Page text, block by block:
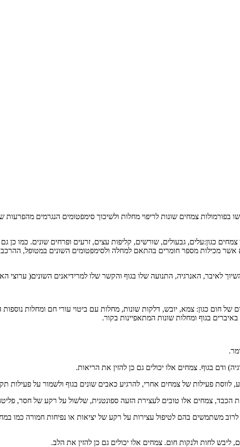
בפורמולות צמחים שונות לריפוי מחלות ולשיכוך סימפטומים הנגרמים
כגון:עלים, גבעולים, שורשים, קליפות עצים, זרעים ופרחים שונים. כמו כן
אשר מכילות מספר חומרים בהתאם למחלה ולסימפטומים השונים במטופל,
לאיבר, האנרגיה, התנועה שלו בגוף והקשר שלו למרידיאנים השונים( ערוצי
של חום כגון: צמא, יובש, דלקות שונות, מחלות עם ביטוי עורי חם ומחלות
בגוף ומחלות שונות המתאפיינות בקור.
ודם בגוף. צמחים אלו יכולים גם כן להזין את הריאות.
פעילות של צמחים אחרי, להרגיע כאבים שונים בגוף ולשמור על פעילות
הכבד, צמחים אלו טובים לעצירת הזעה ספונטנית, שלשול על רקע של חסר,
משתמשים בהם לטיפול עצירות על רקע של יציאות או נפיחות חמורה כמו
לחות ולנקות חום. צמחים אלו יכולים גם כן להזין את הלב.